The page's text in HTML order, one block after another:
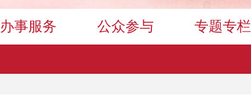
办事服务 公众参与 专题专栏